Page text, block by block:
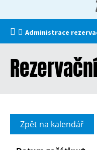
Administrace
Zpět na kalendář